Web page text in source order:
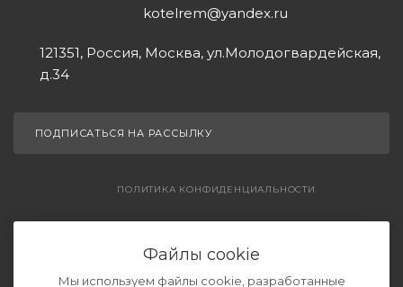
kotelrem@yandex.ru
121351, Россия, Москва, ул.Молодогвардейская,
д.34
ПОДПИСАТЬСЯ НА РАССЫЛКУ
ПОЛИТИКА КОНФИДЕНЦИАЛЬНОСТИ
Файлы cookie
Мы используем файлы cookie, разработанные